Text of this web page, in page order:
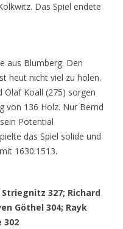
Das Spiel endete
aus Blumberg. Den
heut nicht viel zu holen.
Olaf Koall (275) sorgen
von 136 Holz. Nur Bernd
Potential
das Spiel solide und
1630:1513.
327; Richard
Göthel 304; Rayk
302